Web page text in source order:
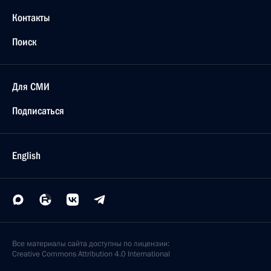
Контакты
Поиск
Для СМИ
Подписаться
English
Все материалы сайта доступны по лицензии:
Creative Commons Attribution 4.0 International